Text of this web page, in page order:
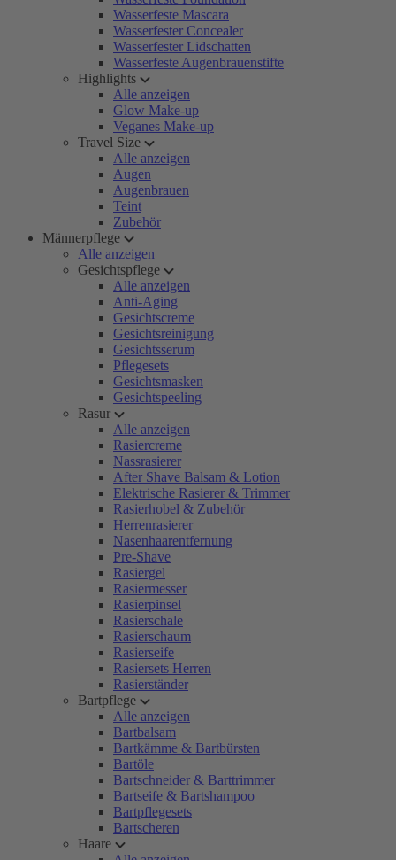
Wasserfeste Mascara
Wasserfester Concealer
Wasserfester Lidschatten
Wasserfeste Augenbrauenstifte
Highlights
Alle anzeigen
Glow Make-up
Veganes Make-up
Travel Size
Alle anzeigen
Augen
Augenbrauen
Teint
Zubehör
Männerpflege
Alle anzeigen
Gesichtspflege
Alle anzeigen
Anti-Aging
Gesichtscreme
Gesichtsreinigung
Gesichtsserum
Pflegesets
Gesichtsmasken
Gesichtspeeling
Rasur
Alle anzeigen
Rasiercreme
Nassrasierer
After Shave Balsam & Lotion
Elektrische Rasierer & Trimmer
Rasierhobel & Zubehör
Herrenrasierer
Nasenhaarentfernung
Pre-Shave
Rasiergel
Rasiermesser
Rasierpinsel
Rasierschale
Rasierschaum
Rasierseife
Rasiersets Herren
Rasierständer
Bartpflege
Alle anzeigen
Bartbalsam
Bartkämme & Bartbürsten
Bartöle
Bartschneider & Barttrimmer
Bartseife & Bartshampoo
Bartpflegesets
Bartscheren
Haare